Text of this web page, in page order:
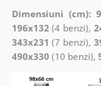
Dimensiuni (cm):
196x132 (4 benzi),
343x231 (7 benzi),
490x330 (10 benzi),